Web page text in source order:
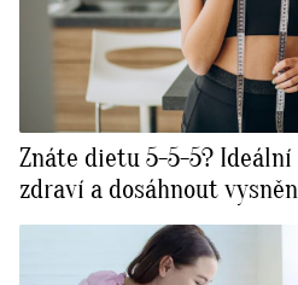
Znáte dietu 5-5-5?
zdraví a dosáhnout